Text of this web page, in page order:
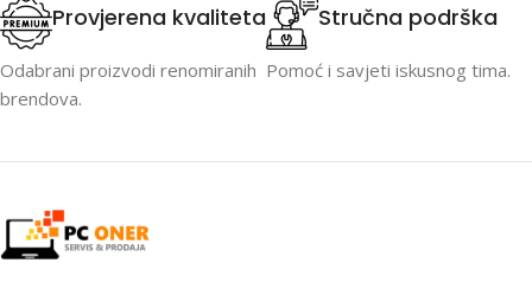
Provjerena kvaliteta
Odabrani proizvodi renomiranih
brendova.
Stručna podrška
Pomoć i savjeti iskusnog tima.